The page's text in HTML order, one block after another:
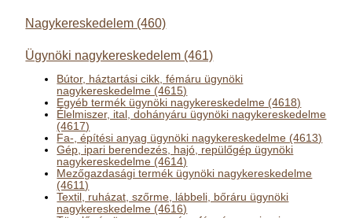
Nagykereskedelem (460)
Ügynöki nagykereskedelem (461)
Bútor, háztartási cikk, fémáru ügynöki
nagykereskedelme (4615)
Egyéb termék ügynöki nagykereskedelme (4618)
Élelmiszer, ital, dohányáru ügynöki nagykereskedelme
(4617)
Fa-, építési anyag ügynöki nagykereskedelme (4613)
Gép, ipari berendezés, hajó, repülőgép ügynöki
nagykereskedelme (4614)
Mezőgazdasági termék ügynöki nagykereskedelme
(4611)
Textil, ruházat, szőrme, lábbeli, bőráru ügynöki
nagykereskedelme (4616)